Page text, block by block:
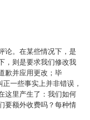
论。在某些情况下，是
，则是要求我们修改我
歉并应用更改；毕
一些事实上并非错误，
这里产生了：我们如何
要额外收费吗？每种情